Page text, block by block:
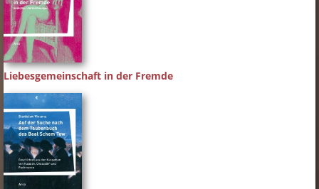
Liebesgemeinschaft in der Fremde